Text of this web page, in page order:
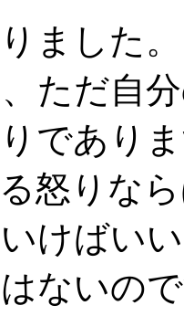
ました
ただ自
であり
怒りな
けばい
ないの